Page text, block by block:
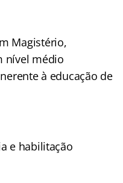
Magistério,
nível médio
à educação de
e habilitação